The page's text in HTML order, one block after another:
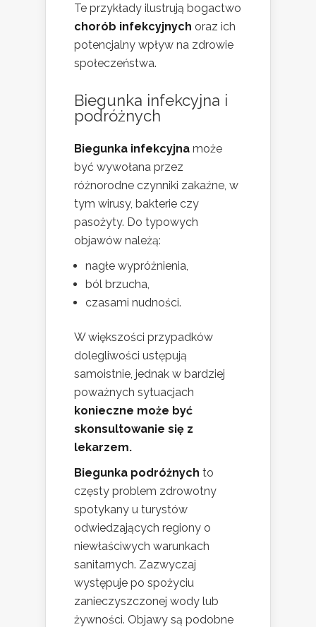
Te przykłady ilustrują bogactwo
chorób infekcyjnych oraz ich
potencjalny wpływ na zdrowie
społeczeństwa.
Biegunka infekcyjna i
podróżnych
Biegunka infekcyjna może
być wywołana przez
różnorodne czynniki zakaźne, w
tym wirusy, bakterie czy
pasożyty. Do typowych
objawów należą:
nagłe wypróżnienia,
ból brzucha,
czasami nudności.
W większości przypadków
dolegliwości ustępują
samoistnie, jednak w bardziej
poważnych sytuacjach
konieczne może być
skonsultowanie się z
lekarzem.
Biegunka podróżnych to
częsty problem zdrowotny
spotykany u turystów
odwiedzających regiony o
niewłaściwych warunkach
sanitarnych. Zazwyczaj
występuje po spożyciu
zanieczyszczonej wody lub
żywności. Objawy są podobne